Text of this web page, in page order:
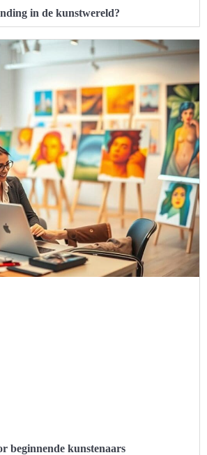
in de kunstwereld?
beginnende kunstenaars